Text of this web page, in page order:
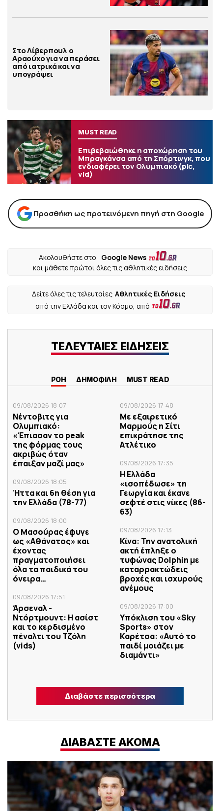
Στο Λίβερπουλ ο
Αραούχο για να περάσει
από ιατρικά και να
υπογράψει
MUST READ
Επιβεβαιώθηκε η αποχώρηση του
Μπραγκάνσα από τη Σπόρτινγκ, που
ενδιαφέρει τον Ολυμπιακό (pic,
vid)
Προσθήκη ως προτεινόμενη πηγή στη Google
Ακολουθήστε στο
Google News
και μάθετε πρώτοι όλες τις αθλητικές ειδήσεις
Δείτε όλες τις τελευταίες Αθλητικές Ειδήσεις
από την Ελλάδα και τον Κόσμο, από
ΤΕΛΕΥΤΑΙΕΣ ΕΙΔΗΣΕΙΣ
ΡΟΗ ΔΗΜΟΦΙΛΗ MUST READ
09/08/2026 18:07
Νέντοβιτς για
Ολυμπιακό:
«Έπιασαν το peak
της φόρμας τους
ακριβώς όταν
έπαιξαν μαζί μας»
09/08/2026 18:05
Ήττα και 6η θέση για
την Ελλάδα (78-77)
09/08/2026 18:00
Ο Μασούρας έφυγε
ως «Αθάνατος» και
έχοντας
πραγματοποιήσει
όλα τα παιδικά του
όνειρα…
09/08/2026 17:51
Άρσεναλ -
Ντόρτμουντ: Η ασίστ
και το κερδισμένο
πέναλτι του Τζόλη
(vids)
09/08/2026 17:48
Με εξαιρετικό
Μαρμούς η Σίτι
επικράτησε της
Ατλέτικο
09/08/2026 17:35
Η Ελλάδα
«ισοπέδωσε» τη
Γεωργία και έκανε
σεφτέ στις νίκες (86-
63)
09/08/2026 17:13
Κίνα: Την ανατολική
ακτή έπληξε ο
τυφώνας Dolphin με
καταρρακτώδεις
βροχές και ισχυρούς
ανέμους
09/08/2026 17:00
Υπόκλιση του «Sky
Sports» στον
Καρέτσα: «Αυτό το
παιδί μοιάζει με
διαμάντι»
Διαβάστε περισσότερα
ΔΙΑΒΑΣΤΕ ΑΚΟΜΑ